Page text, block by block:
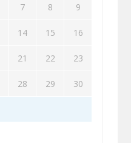
7 8 9
14 15 16
21 22 23
28 29 30